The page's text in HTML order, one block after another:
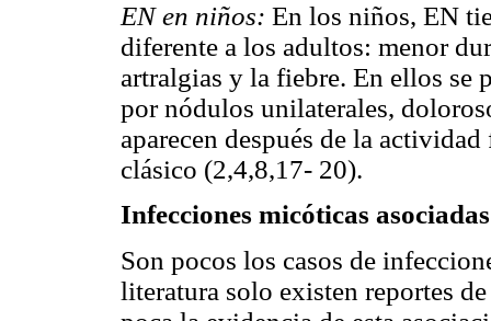
EN en niños: En los niños, EN
diferente a los adultos: menor
artralgias y la fiebre. En ellos se
por nódulos unilaterales,
aparecen después de la
clásico (2,4,8,17- 20).
Infecciones micóticas
Son pocos los casos de
literatura solo existen reportes